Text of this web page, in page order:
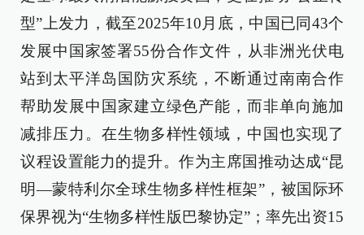
型”上发力，截至2025年10月底，中国已同43个
发展中国家签署55份合作文件，从非洲光伏电
站到太平洋岛国防灾系统，不断通过南南合作
帮助发展中国家建立绿色产能，而非单向施加
减排压力。在生物多样性领域，中国也实现了
议程设置能力的提升。作为主席国推动达成“昆
明—蒙特利尔全球生物多样性框架”，被国际环
保界视为“生物多样性版巴黎协定”；率先出资15